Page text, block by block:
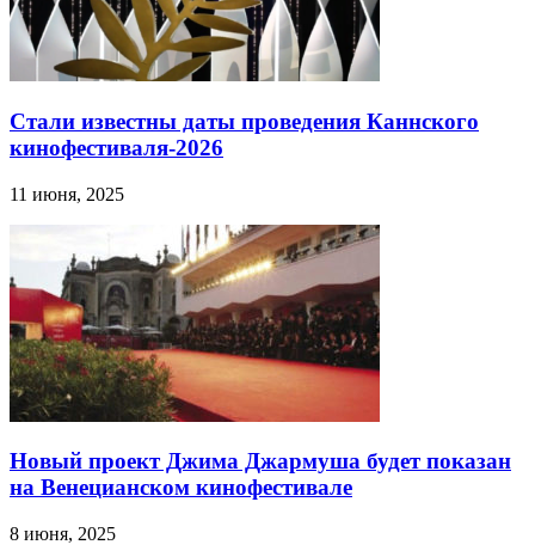
Стали известны даты проведения Каннского
кинофестиваля-2026
11 июня, 2025
Новый проект Джима Джармуша будет показан
на Венецианском кинофестивале
8 июня, 2025